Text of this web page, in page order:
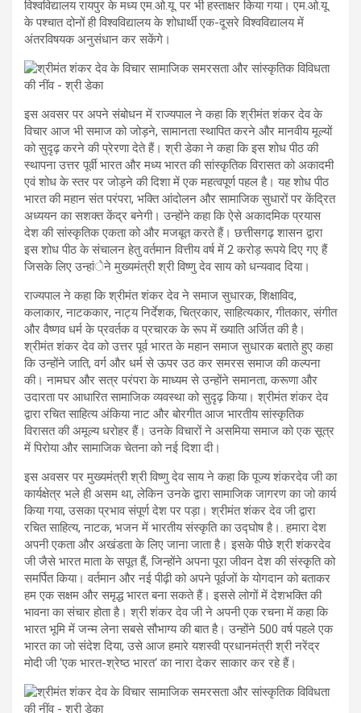
विश्वविद्यालय रायपुर के मध्य एम.ओ.यू. पर भी हस्ताक्षर किया गया। एम.ओ.यू.
के पश्चात दोनों ही विश्वविद्यालय के शोधार्थी एक-दूसरे विश्वविद्यालय में
अंतरविषयक अनुसंधान कर सकेंगे।
इस अवसर पर अपने संबोधन में राज्यपाल ने कहा कि श्रीमंत शंकर देव के
विचार आज भी समाज को जोड़ने, सामानता स्थापित करने और मानवीय मूल्यों
को सुदृढ़ करने की प्रेरणा देते हैं। श्री डेका ने कहा कि इस शोध पीठ की
स्थापना उत्तर पूर्वी भारत और मध्य भारत की सांस्कृतिक विरासत को अकादमी
एवं शोध के स्तर पर जोड़ने की दिशा में एक महत्वपूर्ण पहल है। यह शोध पीठ
भारत की महान संत परंपरा, भक्ति आंदोलन और सामाजिक सुधारों पर केंद्रित
अध्ययन का सशक्त केंद्र बनेगी। उन्होंने कहा कि ऐसे अकादमिक प्रयास
देश की सांस्कृतिक एकता को और मजबूत करते हैं। छत्तीसगढ़ शासन द्वारा
इस शोध पीठ के संचालन हेतु वर्तमान वित्तीय वर्ष में 2 करोड़ रूपये दिए गए हैं
जिसके लिए उन्हांेने मुख्यमंत्री श्री विष्णु देव साय को धन्यवाद दिया।
राज्यपाल ने कहा कि श्रीमंत शंकर देव ने समाज सुधारक, शिक्षाविद,
कलाकार, नाटककार, नाट्य निर्देशक, चित्रकार, साहित्यकार, गीतकार, संगीत
और वैष्णव धर्म के प्रवर्तक व प्रचारक के रूप में ख्याति अर्जित की है।
श्रीमंत शंकर देव को उत्तर पूर्व भारत के महान समाज सुधारक बताते हुए कहा
कि उन्होंने जाति, वर्ग और धर्म से ऊपर उठ कर समरस समाज की कल्पना
की। नामघर और सत्र परंपरा के माध्यम से उन्होंने समानता, करूणा और
उदारता पर आधारित सामाजिक व्यवस्था को सुदृढ़ किया। श्रीमंत शंकर देव
द्वारा रचित साहित्य अंकिया नाट और बोरगीत आज भारतीय सांस्कृतिक
विरासत की अमूल्य धरोहर हैं। उनके विचारों ने असमिया समाज को एक सूत्र
में पिरोया और सामाजिक चेतना को नई दिशा दी।
इस अवसर पर मुख्यमंत्री श्री विष्णु देव साय ने कहा कि पूज्य शंकरदेव जी का
कार्यक्षेत्र भले ही असम था, लेकिन उनके द्वारा सामाजिक जागरण का जो कार्य
किया गया, उसका प्रभाव संपूर्ण देश पर पड़ा। श्रीमंत शंकर देव जी द्वारा
रचित साहित्य, नाटक, भजन में भारतीय संस्कृति का उद्घोष है।. हमारा देश
अपनी एकता और अखंडता के लिए जाना जाता है। इसके पीछे श्री शंकरदेव
जी जैसे भारत माता के सपूत हैं, जिन्होंने अपना पूरा जीवन देश की संस्कृति को
समर्पित किया। वर्तमान और नई पीढ़ी को अपने पूर्वजों के योगदान को बताकर
हम एक सक्षम और समृद्ध भारत बना सकते हैं। इससे लोगों में देशभक्ति की
भावना का संचार होता है। श्री शंकर देव जी ने अपनी एक रचना में कहा कि
भारत भूमि में जन्म लेना सबसे सौभाग्य की बात है। उन्होंने 500 वर्ष पहले एक
भारत का जो संदेश दिया, उसे आज हमारे यशस्वी प्रधानमंत्री श्री नरेंद्र
मोदी जी ‘एक भारत-श्रेष्ठ भारत‘ का नारा देकर साकार कर रहे हैं।